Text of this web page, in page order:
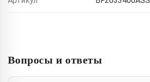
Вопросы и ответы